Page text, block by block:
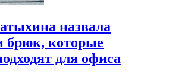
назвала
брюк, которые
для офиса